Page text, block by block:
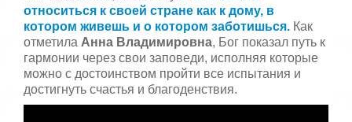
относиться к своей стране как к дому, в
котором живешь и о котором заботишься. Как
отметила Анна Владимировна, Бог показал путь к
гармонии через свои заповеди, исполняя которые
можно с достоинством пройти все испытания и
достигнуть счастья и благоденствия.